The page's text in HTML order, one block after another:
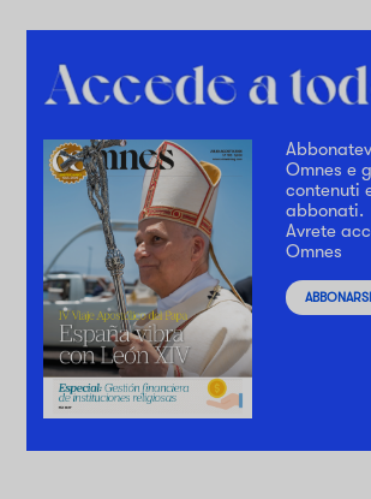
Omnes e
contenuti
abbonati.
Avrete
Omnes
ABBONARSI